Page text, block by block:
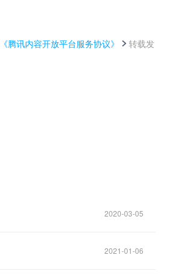
《腾讯内容开放平台服务协议》
转载发
2020-03-05
2021-01-06